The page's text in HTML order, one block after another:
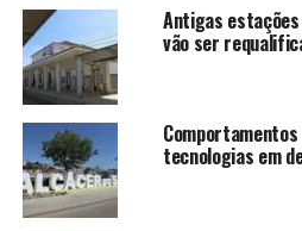
Antigas
vão ser
tecnologias em